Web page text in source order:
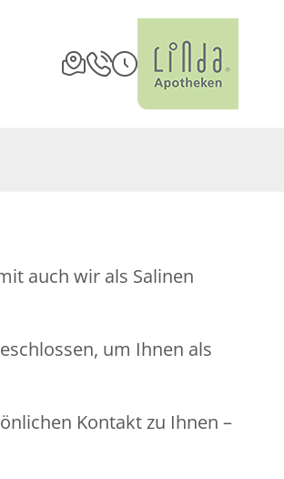
auch wir als Salinen
um Ihnen als
Kontakt zu Ihnen –